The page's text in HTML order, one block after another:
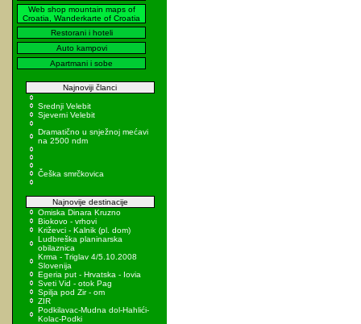
Web shop mountain maps of
Croatia, Wanderkarte of Croatia
Restorani i hoteli
Auto kampovi
Apartmani i sobe
Najnoviji članci
Srednji Velebit
Sjeverni Velebit
Dramatično u snježnoj mećavi
na 2500 ndm
Češka smrčkovica
Najnovije destinacije
Omiska Dinara Kruzno
Biokovo - vrhovi
Križevci - Kalnik (pl. dom)
Ludbreška planinarska
obilaznica
Krma - Triglav 4/5.10.2008
Slovenija
Egeria put - Hrvatska - Iovia
Sveti Vid - otok Pag
Spilja pod Zir - om
ZIR
Podkilavac-Mudna dol-Hahlići-
Kolac-Podki